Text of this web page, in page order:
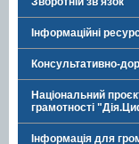
Інформаційні
Консультативно-
Національний
грамотності
Інформація для